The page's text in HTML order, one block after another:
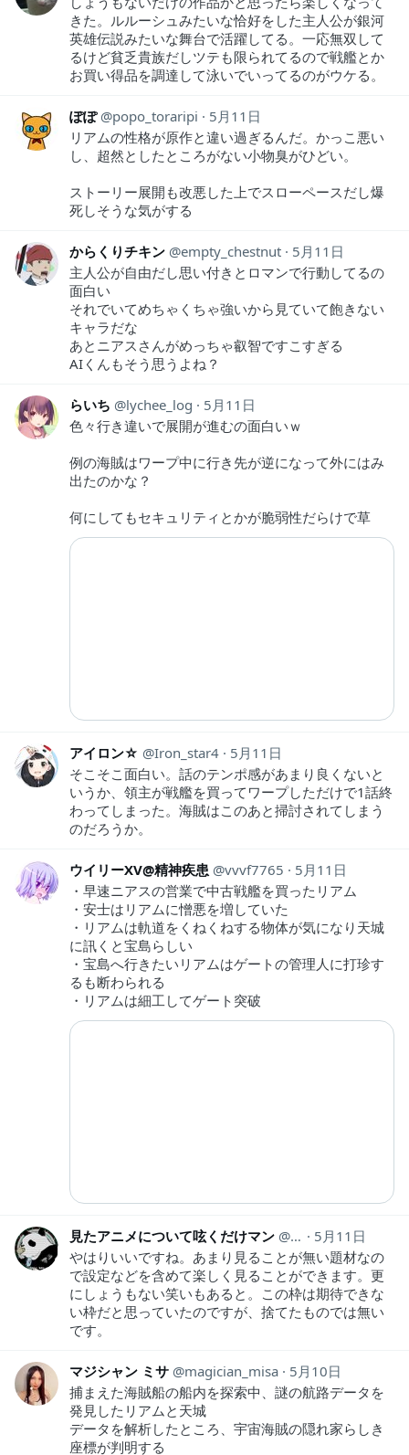
きた。ルルーシュみたいな恰好をした主人公が銀河
英雄伝説みたいな舞台で活躍してる。一応無双して
るけど貧乏貴族だしツテも限られてるので戦艦とか
お買い得品を調達して泳いでいってるのがウケる。
ぽぽ popo_toraripi
5月11日
リアムの性格が原作と違い過ぎるんだ。かっこ悪い
し、超然としたところがない小物臭がひどい。
ストーリー展開も改悪した上でスローペースだし爆
死しそうな気がする
からくりチキン empty_chestnut
5月11日
主人公が自由だし思い付きとロマンで行動してるの
面白い
それでいてめちゃくちゃ強いから見ていて飽きない
キャラだな
あとニアスさんがめっちゃ叡智ですこすぎる
AIくんもそう思うよね？
らいち lychee_log
5月11日
色々行き違いで展開が進むの面白いｗ
例の海賊はワープ中に行き先が逆になって外にはみ
出たのかな？
何にしてもセキュリティとかが脆弱性だらけで草
アイロン☆ Iron_star4
5月11日
そこそこ面白い。話のテンポ感があまり良くないと
いうか、領主が戦艦を買ってワープしただけで1話終
わってしまった。海賊はこのあと掃討されてしまう
のだろうか。
ウイリーXV@精神疾患 vvvf7765
5月11日
・早速ニアスの営業で中古戦艦を買ったリアム
・安士はリアムに憎悪を増していた
・リアムは軌道をくねくねする物体が気になり天城
に訊くと宝島らしい
・宝島へ行きたいリアムはゲートの管理人に打珍す
るも断わられる
・リアムは細工してゲート突破
見たアニメについて呟くだけマン animeozy
5月11日
やはりいいですね。あまり見ることが無い題材なの
で設定などを含めて楽しく見ることができます。更
にしょうもない笑いもあると。この枠は期待できな
い枠だと思っていたのですが、捨てたものでは無い
です。
マジシャン ミサ magician_misa
5月10日
捕まえた海賊船の船内を探索中、謎の航路データを
発見したリアムと天城
データを解析したところ、宇宙海賊の隠れ家らしき
座標が判明する